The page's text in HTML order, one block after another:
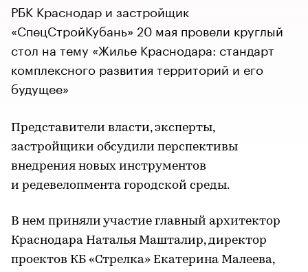
РБК Краснодар и застройщик
«СпецСтройКубань» 20 мая провели круглый
стол на тему «Жилье Краснодара: стандарт
комплексного развития территорий и его
будущее»
Представители власти, эксперты,
застройщики обсудили перспективы
внедрения новых инструментов
и редевелопмента городской среды.
В нем приняли участие главный архитектор
Краснодара Наталья Машталир, директор
проектов КБ «Стрелка» Екатерина Малеева,